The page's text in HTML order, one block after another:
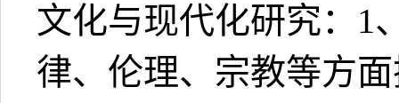
文化与现代化研究：1
律、伦理、宗教等方